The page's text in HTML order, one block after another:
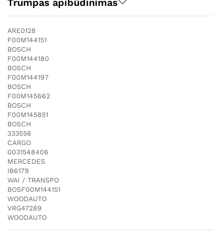
ARE0128
F00M144151
BOSCH
F00M144180
BOSCH
F00M144197
BOSCH
F00M145662
BOSCH
F00M145851
BOSCH
333556
CARGO
0031548406
MERCEDES
IB6179
WAI / TRANSPO
BOSF00M144151
WOODAUTO
VRG47289
WOODAUTO